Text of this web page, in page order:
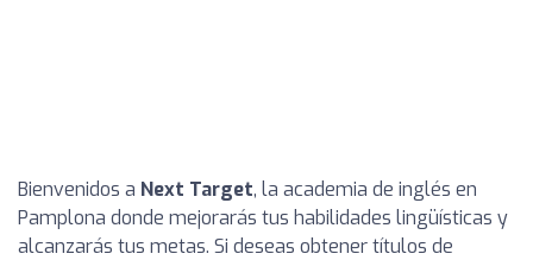
Bienvenidos a Next Target, la academia de inglés en
Pamplona donde mejorarás tus habilidades lingüísticas y
alcanzarás tus metas. Si deseas obtener títulos de